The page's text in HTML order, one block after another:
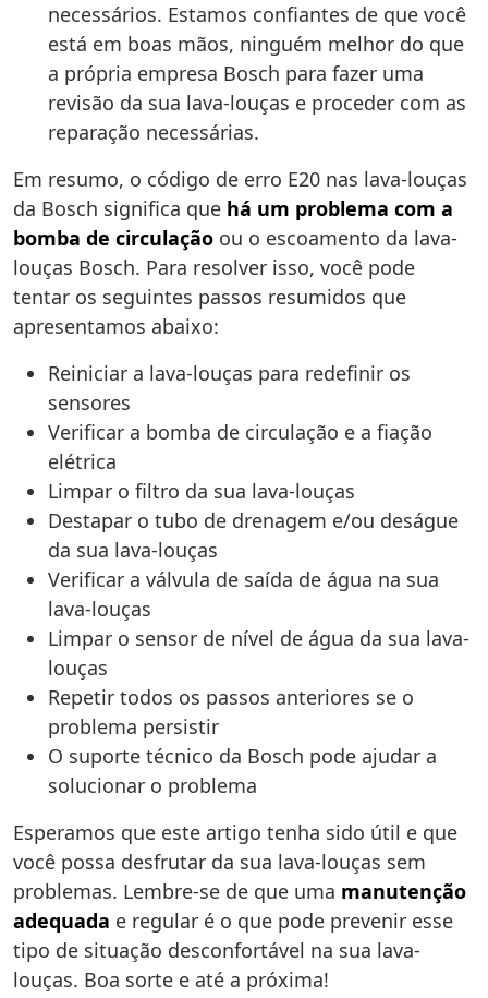
necessários. Estamos confiantes de que você
está em boas mãos, ninguém melhor do que
a própria empresa Bosch para fazer uma
revisão da sua lava-louças e proceder com as
reparação necessárias.
Em resumo, o código de erro E20 nas lava-louças
da Bosch significa que há um problema com a
bomba de circulação ou o escoamento da lava-
louças Bosch. Para resolver isso, você pode
tentar os seguintes passos resumidos que
apresentamos abaixo:
Reiniciar a lava-louças para redefinir os
sensores
Verificar a bomba de circulação e a fiação
elétrica
Limpar o filtro da sua lava-louças
Destapar o tubo de drenagem e/ou deságue
da sua lava-louças
Verificar a válvula de saída de água na sua
lava-louças
Limpar o sensor de nível de água da sua lava-
louças
Repetir todos os passos anteriores se o
problema persistir
O suporte técnico da Bosch pode ajudar a
solucionar o problema
Esperamos que este artigo tenha sido útil e que
você possa desfrutar da sua lava-louças sem
problemas. Lembre-se de que uma manutenção
adequada e regular é o que pode prevenir esse
tipo de situação desconfortável na sua lava-
louças. Boa sorte e até a próxima!